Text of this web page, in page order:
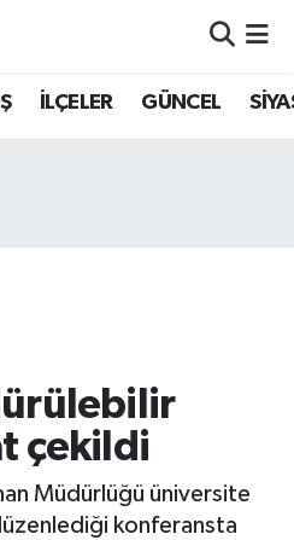
İLÇELER GÜNCEL
çekildi
Müdürlüğü üniversite
konferansta